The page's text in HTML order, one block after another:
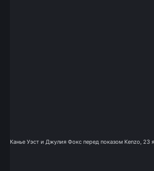
Канье Уэст и Джулия Фокс перед показом Kenzo, 23